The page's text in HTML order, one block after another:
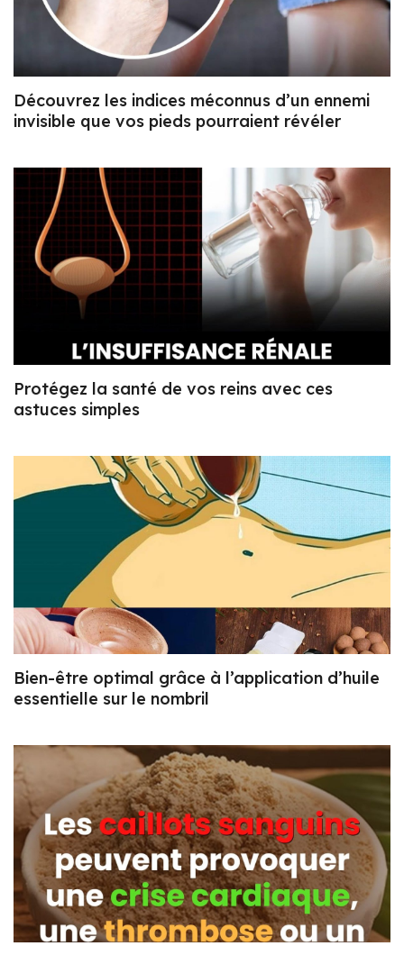
Découvrez les indices méconnus d’un ennemi
invisible que vos pieds pourraient révéler
Protégez la santé de vos reins avec ces
astuces simples
Bien-être optimal grâce à l’application d’huile
essentielle sur le nombril